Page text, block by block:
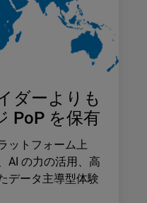
ダーよりも
PoP を保有
ットフォーム上
AI の力の活用、高
データ主導型体験